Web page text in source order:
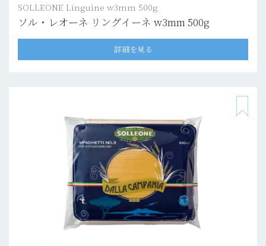
SOLLEONE Linguine w3mm 500g
ソル・レオーネ リングイーネ w3mm 500g
詳細を見る